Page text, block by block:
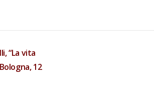
“La vita
12